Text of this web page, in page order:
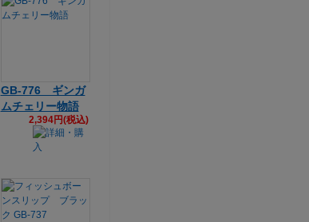
GB-776 ギンガ
ムチェリー物語
2,394円(税込)